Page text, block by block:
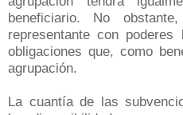
beneficiario. No
representante con
obligaciones que, como
agrupación.
La cuantía de las